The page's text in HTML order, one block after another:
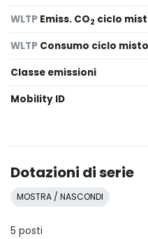
WLTP Emiss. CO2 ciclo
WLTP Consumo ciclo misto
Classe emissioni
Mobility ID
Dotazioni di serie
MOSTRA / NASCONDI
5 posti